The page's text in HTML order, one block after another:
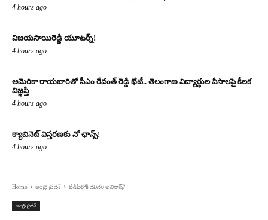
4 hours ago
విజయసాయిరెడ్డి యూటర్న్!
4 hours ago
అమెరికా రాయబారితో సీఎం రేవంత్ రెడ్డి భేటీ.. తెలంగాణ విద్యార్థుల వీసాలపై కీలక
విజ్ఞప్తి
4 hours ago
క్యాబినెట్ విస్తరణకు నో ఛాన్స్!
4 hours ago